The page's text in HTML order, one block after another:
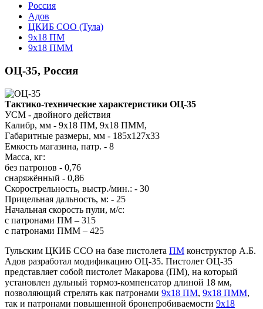
Росcия
Адов
ЦКИБ СОО (Тула)
9x18 ПМ
9x18 ПММ
ОЦ-35, Россия
Тактико-технические характеристики ОЦ-35
УСМ - двойного действия
Калибр, мм - 9х18 ПМ, 9x18 ПММ,
Габаритные размеры, мм - 185х127х33
Емкость магазина, патр. - 8
Масса, кг:
без патронов - 0,76
снаряжённый - 0,86
Скорострельность, выстр./мин.: - 30
Прицельная дальность, м: - 25
Начальная скорость пули, м/с:
с патронами ПМ – 315
с патронами ПММ – 425
Тульским ЦКИБ ССО на базе пистолета ПМ конструктор А.Б.
Адов разработал модификацию ОЦ-35. Пистолет ОЦ-35
представляет собой пистолет Макарова (ПМ), на который
установлен дульный тормоз-компенсатор длиной 18 мм,
позволяющий стрелять как патронами 9x18 ПМ, 9x18 ПММ,
так и патронами повышенной бронепробиваемости 9x18